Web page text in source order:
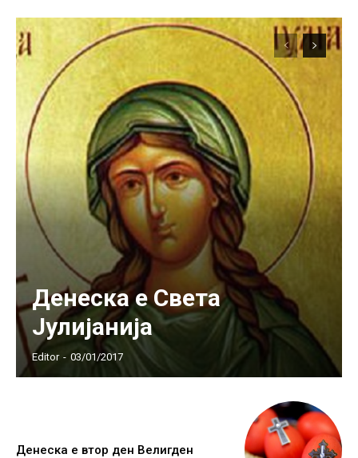
Денеска е Света
Јулијанија
Editor - 03/01/2017
Денеска е втор ден Велигден